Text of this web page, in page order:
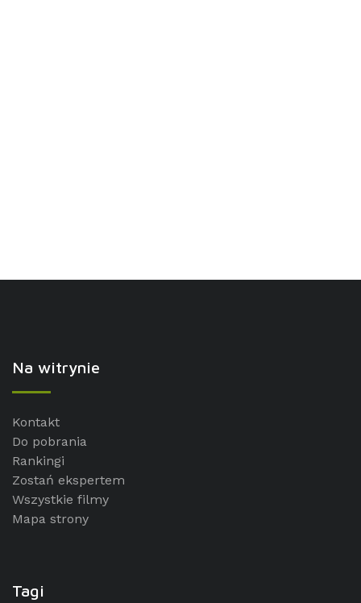
Na witrynie
Kontakt
Do pobrania
Rankingi
Zostań ekspertem
Wszystkie filmy
Mapa strony
Tagi